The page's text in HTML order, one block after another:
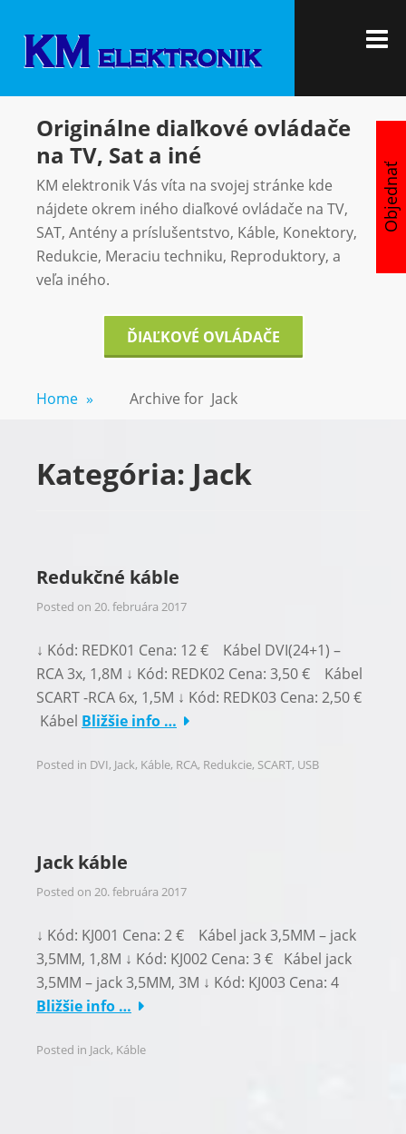
content
Originálne diaľkové ovládače
na TV, Sat a iné
KM elektronik Vás víta na svojej stránke kde
nájdete okrem iného diaľkové ovládače na TV,
SAT, Antény a príslušentstvo, Káble, Konektory,
Redukcie, Meraciu techniku, Reproduktory, a
veľa iného.
ĎIAĽKOVÉ OVLÁDAČE
Home » Archive for Jack
Kategória: Jack
Redukčné káble
Posted on 20. februára 2017
↓ Kód: REDK01 Cena: 12 € Kábel DVI(24+1) –
RCA 3x, 1,8M ↓ Kód: REDK02 Cena: 3,50 € Kábel
SCART -RCA 6x, 1,5M ↓ Kód: REDK03 Cena: 2,50 €
Kábel Bližšie info …
Posted in DVI, Jack, Káble, RCA, Redukcie, SCART, USB
Jack káble
Posted on 20. februára 2017
↓ Kód: KJ001 Cena: 2 € Kábel jack 3,5MM – jack
3,5MM, 1,8M ↓ Kód: KJ002 Cena: 3 € Kábel jack
3,5MM – jack 3,5MM, 3M ↓ Kód: KJ003 Cena: 4
Bližšie info …
Posted in Jack, Káble
Objednať